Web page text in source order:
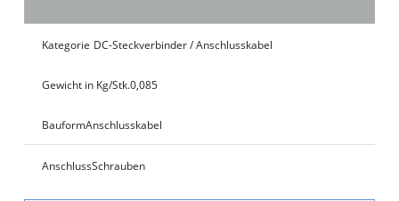
Kategorie DC-Steckverbinder / Anschlusskabel
Gewicht in Kg/Stk.0,085
BauformAnschlusskabel
AnschlussSchrauben